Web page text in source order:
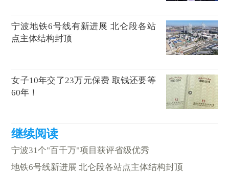
宁波地铁6号线有新进展 北仑段各站
点主体结构封顶
女子10年交了23万元保费 取钱还要等
60年！
宁波31个"百千万"项目获评省级优秀
地铁6号线新进展 北仑段各站点主体结构封顶